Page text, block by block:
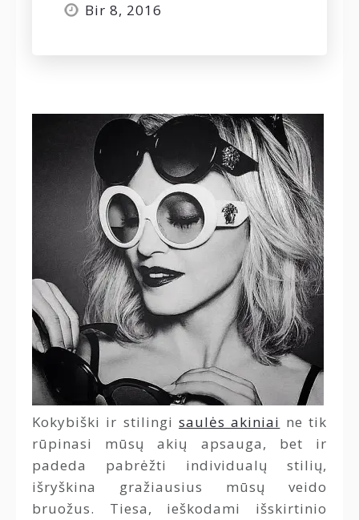
Bir 8, 2016
Kokybiški ir stilingi saulės akiniai ne tik
rūpinasi mūsų akių apsauga, bet ir
padeda pabrėžti individualų stilių,
išryškina gražiausius mūsų veido
bruožus. Tiesa, ieškodami išskirtinio